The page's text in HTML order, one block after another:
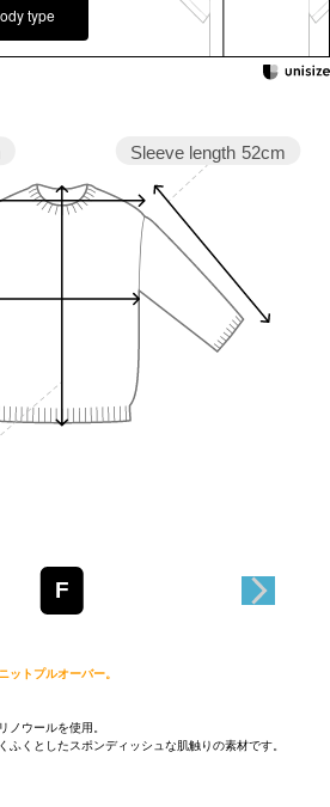
type
Sleeve length 52cm
F
トプルオーバー。
ノウールを使用。
くとしたスポンディッシュな肌触りの素材です。